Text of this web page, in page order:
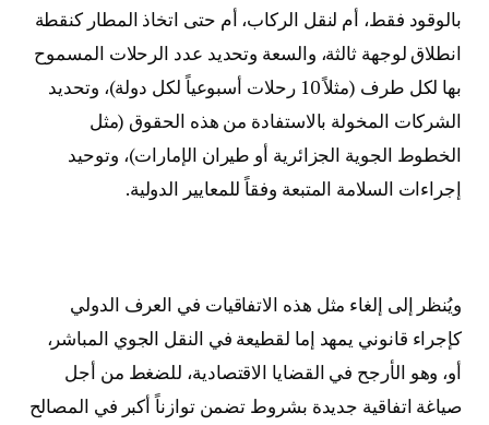
بالوقود فقط، أم لنقل الركاب، أم حتى اتخاذ المطار كنقطة
انطلاق لوجهة ثالثة، والسعة وتحديد عدد الرحلات المسموح
بها لكل طرف (مثلاً 10 رحلات أسبوعياً لكل دولة)، وتحديد
الشركات المخولة بالاستفادة من هذه الحقوق (مثل
الخطوط الجوية الجزائرية أو طيران الإمارات)، وتوحيد
إجراءات السلامة المتبعة وفقاً للمعايير الدولية.
ويُنظر إلى إلغاء مثل هذه الاتفاقيات في العرف الدولي
كإجراء قانوني يمهد إما لقطيعة في النقل الجوي المباشر،
أو، وهو الأرجح في القضايا الاقتصادية، للضغط من أجل
صياغة اتفاقية جديدة بشروط تضمن توازناً أكبر في المصالح